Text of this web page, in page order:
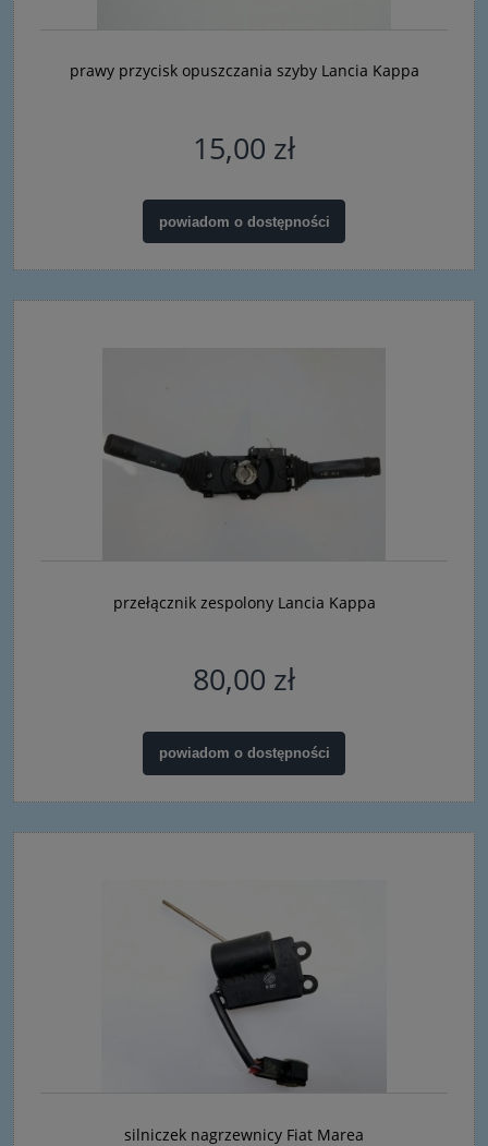
prawy przycisk opuszczania szyby Lancia Kappa
15,00 zł
powiadom o dostępności
przełącznik zespolony Lancia Kappa
80,00 zł
powiadom o dostępności
silniczek nagrzewnicy Fiat Marea